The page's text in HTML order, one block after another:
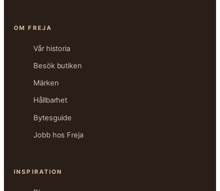
OM FREJA
Vår historia
Besök butiken
Märken
Hållbarhet
Bytesguide
Jobb hos Freja
INSPIRATION